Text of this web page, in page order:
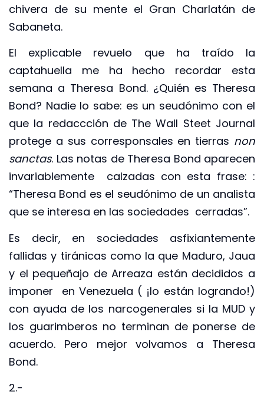
chivera de su mente el Gran Charlatán de
Sabaneta.
El explicable revuelo que ha traído la
captahuella me ha hecho recordar esta
semana a Theresa Bond. ¿Quién es Theresa
Bond? Nadie lo sabe: es un seudónimo con el
que la redaccción de The Wall Steet Journal
protege a sus corresponsales en tierras non
sanctas. Las notas de Theresa Bond aparecen
invariablemente calzadas con esta frase: :
“Theresa Bond es el seudónimo de un analista
que se interesa en las sociedades cerradas”.
Es decir, en sociedades asfixiantemente
fallidas y tiránicas como la que Maduro, Jaua
y el pequeñajo de Arreaza están decididos a
imponer en Venezuela ( ¡lo están logrando!)
con ayuda de los narcogenerales si la MUD y
los guarimberos no terminan de ponerse de
acuerdo. Pero mejor volvamos a Theresa
Bond.
2.-